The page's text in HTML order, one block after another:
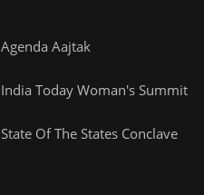
Agenda Aajtak
India Today Woman's Summit
State Of The States Conclave